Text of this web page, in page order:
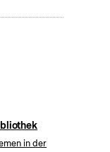
in der